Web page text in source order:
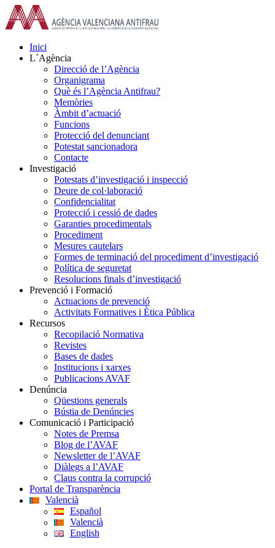
Skip
to
content
Inici
L´Agència
Direcció de l’Agència
Organigrama
Què és l’Agència Antifrau?
Memòries
Àmbit d’actuació
Funcions
Protecció del denunciant
Potestat sancionadora
Contacte
Investigació
Potestats d’investigació i inspecció
Deure de col·laboració
Confidencialitat
Protecció i cessió de dades
Garanties procedimentals
Procediment
Mesures cautelars
Formes de terminació del procediment d’investigació
Política de seguretat
Resolucions finals d’investigació
Prevenció i Formació
Actuacions de prevenció
Activitats Formatives i Ètica Pública
Recursos
Recopilació Normativa
Revistes
Bases de dades
Institucions i xarxes
Publicacions AVAF
Denúncia
Qüestions generals
Bústia de Denúncies
Comunicació i Participació
Notes de Premsa
Blog de l’AVAF
Newsletter de l’AVAF
Diàlegs a l’AVAF
Claus contra la corrupció
Portal de Transparència
Valencià
Español
Valencià
English